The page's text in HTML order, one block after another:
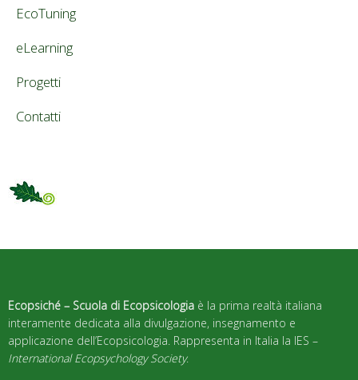
EcoTuning
eLearning
Progetti
Contatti
Ecopsiché – Scuola di Ecopsicologia è la prima realtà italiana
interamente dedicata alla divulgazione, insegnamento e
applicazione dell’Ecopsicologia. Rappresenta in Italia la IES –
International Ecopsychology Society.